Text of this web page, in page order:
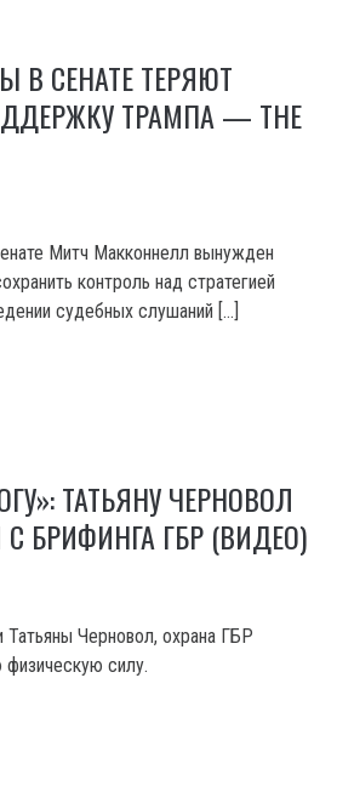
В СЕНАТЕ ТЕРЯЮТ
ТРАМПА — THE
Митч Макконнелл вынужден
контроль над стратегией
судебных слушаний […]
ТАТЬЯНУ ЧЕРНОВОЛ
БРИФИНГА ГБР (ВИДЕО)
Черновол, охрана ГБР
физическую силу.